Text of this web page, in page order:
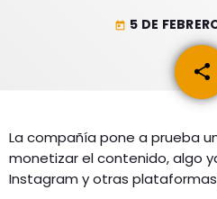
ACTUALIDAD
ESPECTÁCULOS
LOS + TOP
PROGRAMACIÓN
today 5 DE
share
email
La compañía pone a prueba
monetizar el contenido, algo
Instagram y otras